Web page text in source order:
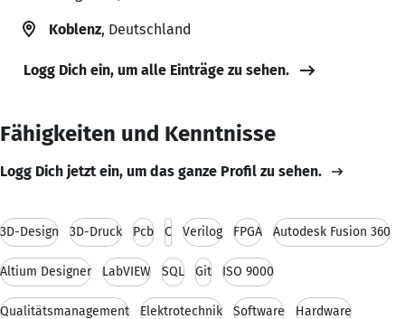
Koblenz, Deutschland
Logg Dich ein, um alle Einträge zu sehen.
Fähigkeiten und Kenntnisse
Logg Dich jetzt ein, um das ganze Profil zu sehen.
3D-Design 3D-Druck Pcb C Verilog FPGA Autodesk Fusion 360
Altium Designer LabVIEW SQL Git ISO 9000
Qualitätsmanagement Elektrotechnik Software Hardware